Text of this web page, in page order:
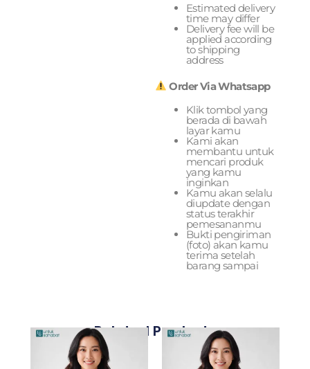
Estimated delivery
time may differ
Delivery fee will be
applied according
to shipping
address
Order Via Whatsapp
Klik tombol yang
berada di bawah
layar kamu
Kami akan
membantu untuk
mencari produk
yang kamu
inginkan
Kamu akan selalu
diupdate dengan
status terakhir
pemesananmu
Bukti pengiriman
(foto) akan kamu
terima setelah
barang sampai
Related Products